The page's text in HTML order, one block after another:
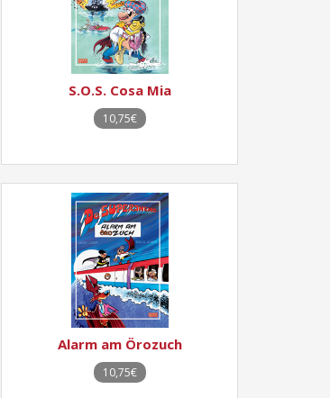
S.O.S. Cosa Mia
10,75€
Alarm am Örozuch
10,75€